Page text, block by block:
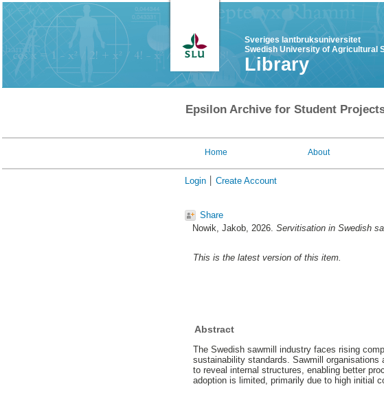
Sveriges lantbruksuniversitet
Swedish University of Agricultural
Library
Epsilon Archive for Student
Home About
Login Create Account
Share
Nowik, Jakob, 2026. Servitisation in Swedish
This is the latest version of this item.
Abstract
The Swedish sawmill industry faces rising
sustainability standards. Sawmill organisations
to reveal internal structures, enabling better
adoption is limited, primarily due to high initial